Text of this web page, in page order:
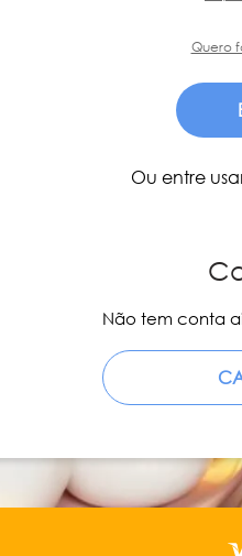
Quero
Ou entre
Não tem conta